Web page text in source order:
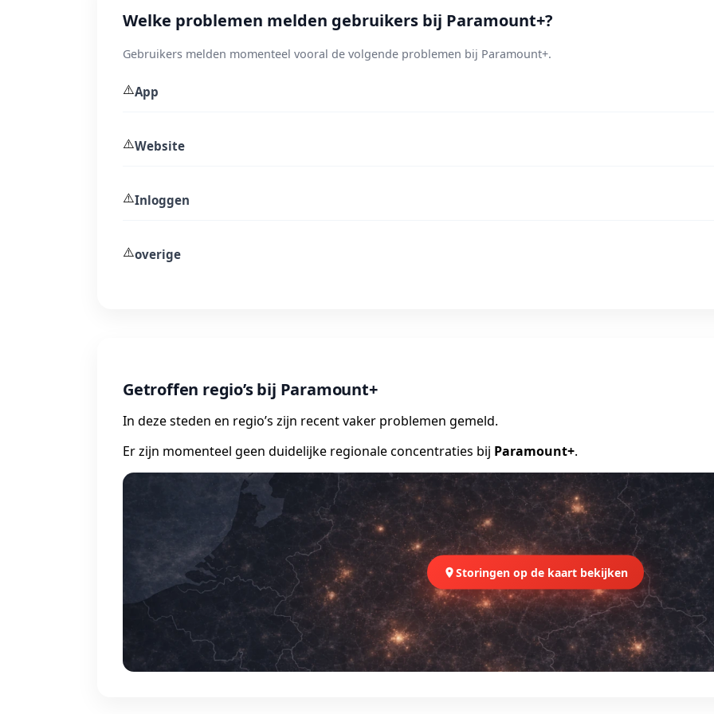
Welke problemen melden gebruikers bij Paramount+?
Gebruikers melden momenteel vooral de volgende problemen bij Paramount+.
⚠️App
⚠️Website
⚠️Inloggen
⚠️overige
Getroffen regio’s bij Paramount+
In deze steden en regio’s zijn recent vaker problemen gemeld.
Er zijn momenteel geen duidelijke regionale concentraties bij Paramount+.
Storingen op de kaart bekijken